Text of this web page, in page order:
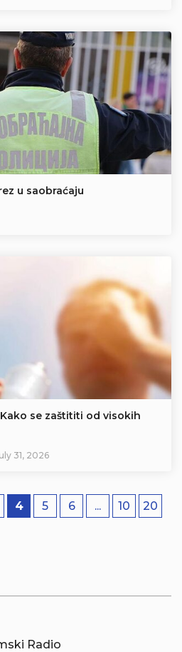
u saobraćaju
se zaštititi od visokih
31, 2026
4 5 6 ... 10
20
Radio